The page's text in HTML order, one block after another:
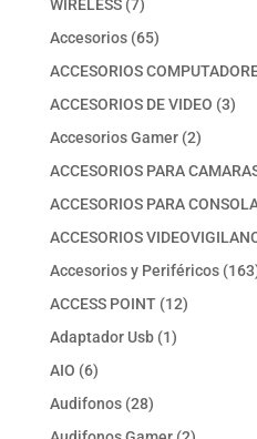
WIRELESS 7
productos
Accesorios 6565
productos
ACCESORIOS
ACCESORIOS DE VIDEO 33
Accesorios Gamer 22
ACCESORIOS PARA
ACCESORIOS PARA
ACCESORIOS
Accesorios y Periféricos 163
ACCESS POINT 1212
Adaptador Usb 11
AIO 66
productos
Audifonos 2828
productos